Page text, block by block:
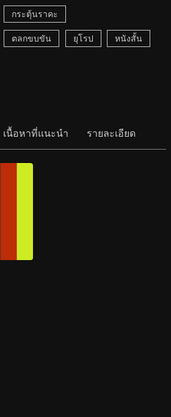
กระตุ้นราคะ
ตลกขบขัน ยุโรป หนังสั้น
เนื้อหาที่แนะนำ รายละเอียด